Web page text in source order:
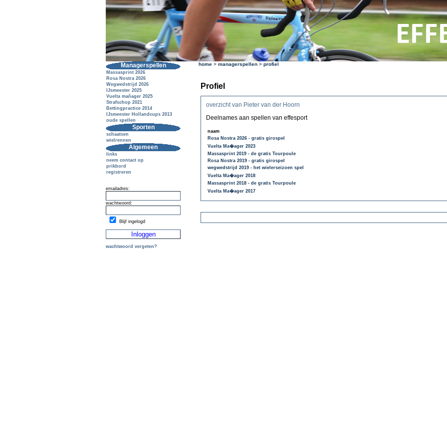
Managerspellen
Massasprint 2026
Rosa Nostra 2026
Wegwedstrijd 2026
IJsmeester 2025
Vuelta mañager 2025
Strafschop 2021
Bettingpractice 2014
IJsmeester Hollandcups 2013
oude spellen
Sporten
schaatsen
wielrennen
Algemeen
links
neem contact op
prikbord
registreren
emailadres:
wachtwoord:
Blijf ingelogd
wachtwoord vergeten?
home > managerspellen > profiel
Profiel
overzicht van Pieter van der Hoorn
Deelnames aan spellen van effesport
naam
Rosa Nostra 2026 - gratis girospel
Vuelta Ma�ager 2023
Massasprint 2019 - de gratis Tourpoule
Rosa Nostra 2019 - gratis girospel
wegwedstrijd 2019 - het wielerseizoen spel
Vuelta Ma�ager 2018
Massasprint 2018 - de gratis Tourpoule
Vuelta Ma�ager 2017